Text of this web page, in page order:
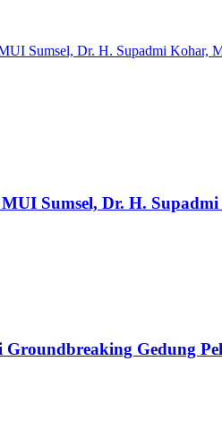
Sumsel, Dr. H. Supadmi Kohar,
Sumsel, Dr. H.
Gedung